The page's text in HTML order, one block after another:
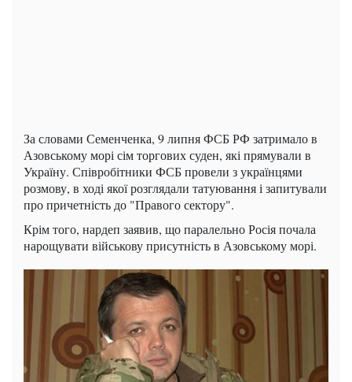
За словами Семенченка, 9 липня ФСБ РФ затримало в
Азовському морі сім торгових суден, які прямували в
Україну. Співробітники ФСБ провели з українцями
розмову, в ході якої розглядали татуювання і запитували
про причетність до "Правого сектору".
Крім того, нардеп заявив, що паралельно Росія почала
нарощувати військову присутність в Азовському морі.